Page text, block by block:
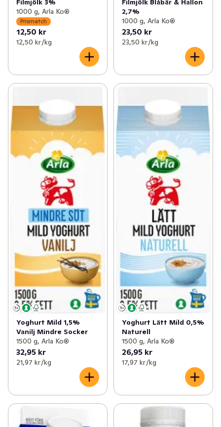
Filmjölk 3%
1000 g, Arla Ko®
Prismatch
12,50 kr
12,50 kr /kg
Filmjölk Blåbär & Hallon
2,7%
1000 g, Arla Ko®
23,50 kr
23,50 kr /kg
Yoghurt Mild 1,5%
Vanilj Mindre Socker
1500 g, Arla Ko®
32,95 kr
21,97 kr /kg
Yoghurt Lätt Mild 0,5%
Naturell
1500 g, Arla Ko®
26,95 kr
17,97 kr /kg